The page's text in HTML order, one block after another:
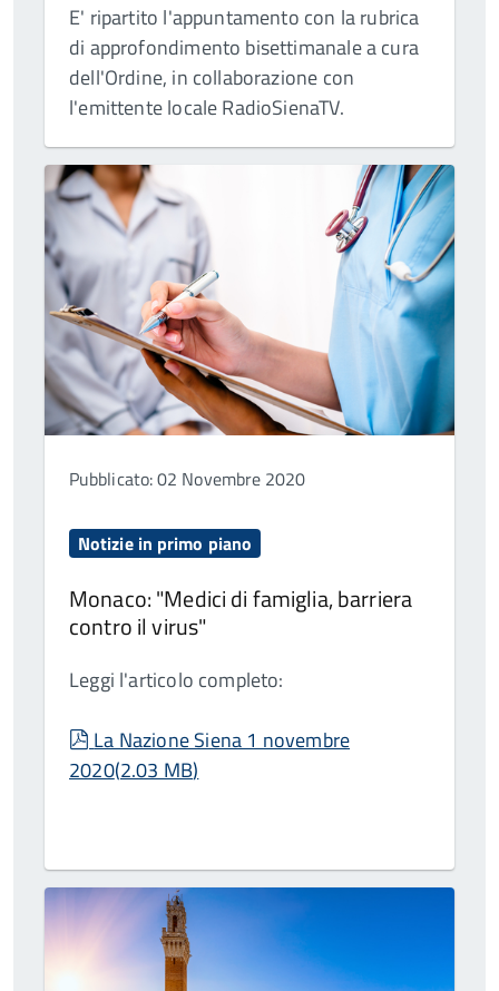
E' ripartito l'appuntamento con la rubrica
di approfondimento bisettimanale a cura
dell'Ordine, in collaborazione con
l'emittente locale RadioSienaTV.
Pubblicato: 02 Novembre 2020
Notizie in primo piano
Monaco: "Medici di famiglia, barriera
contro il virus"
Leggi l'articolo completo:
pdf
La Nazione Siena 1 novembre
2020(2.03 MB)